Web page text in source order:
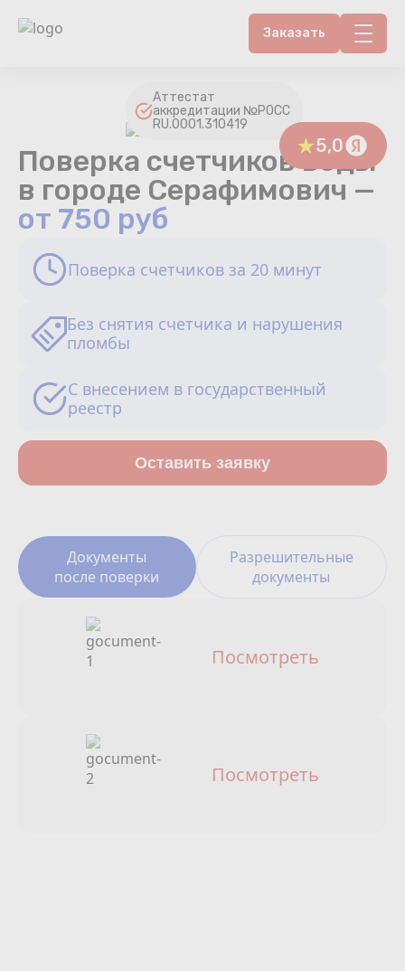
Заказать
Счетчики воды
Теплосчетчики
Услуги лаборатории
Районы
Аршин
Сотрудничество
Юридические лица
О нас
Бонусы
Официальный партнёр mos.ru
Аттестат
аккредитации №РОСС
RU.0001.310419
5,0
Поверка счетчиков воды
в городе Серафимович —
от 750 руб
Поверка счетчиков за 20 минут
Без снятия счетчика и нарушения
пломбы
С внесением в государственный
реестр
Оставить заявку
Документы
после поверки
Разрешительные
документы
Посмотреть
Посмотреть